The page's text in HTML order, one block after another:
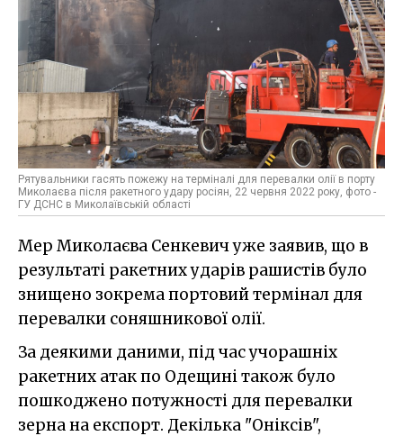
Рятувальники гасять пожежу на терміналі для перевалки олії в порту
Миколаєва після ракетного удару росіян, 22 червня 2022 року, фото -
ГУ ДСНС в Миколаївській області
Мер Миколаєва Сенкевич уже заявив, що в
результаті ракетних ударів рашистів було
знищено зокрема портовий термінал для
перевалки соняшникової олії.
За деякими даними, під час учорашніх
ракетних атак по Одещині також було
пошкоджено потужності для перевалки
зерна на експорт. Декілька "Оніксів",